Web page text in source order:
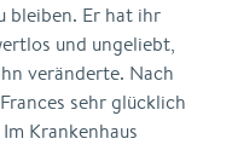
bleiben. Er hat ihr
und ungeliebt,
veränderte. Nach
sehr glücklich
Krankenhaus